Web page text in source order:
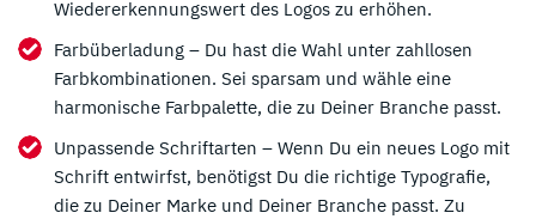
Wiedererkennungswert des Logos zu erhöhen.
Farbüberladung – Du hast die Wahl unter zahllosen
Farbkombinationen. Sei sparsam und wähle eine
harmonische Farbpalette, die zu Deiner Branche passt.
Unpassende Schriftarten – Wenn Du ein neues Logo mit
Schrift entwirfst, benötigst Du die richtige Typografie,
die zu Deiner Marke und Deiner Branche passt. Zu